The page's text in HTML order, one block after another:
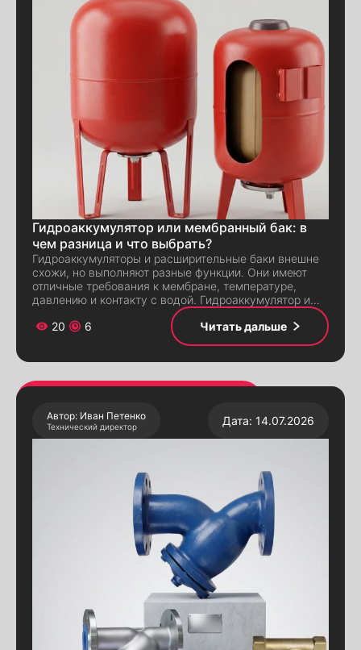
Гидроаккумулятор или мембранный бак: в
чем разница и что выбрать?
Гидроаккумуляторы и расширительные баки внешне
схожи, но выполняют разные функции. Они имеют
отличные требования к мембране, температуре,
давлению и контакту с водой. Гидроаккумулятор и…
20
6 Читать дальше
Автор: Иван Петенко
Технический директор Дата: 14.07.2026